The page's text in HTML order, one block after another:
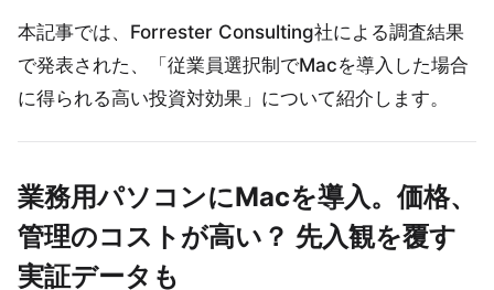
本記事では、Forrester Consulting社による調査結果
で発表された、「従業員選択制でMacを導入した場合
に得られる高い投資対効果」について紹介します。
業務用パソコンにMacを導入。価格、
管理のコストが高い？ 先入観を覆す
実証データも